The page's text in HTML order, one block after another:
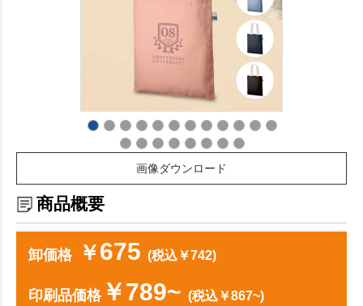
画像ダウンロード
商品概要
卸価格 ￥675 (税込￥742)
印刷品価格￥789~ (税込￥867~)